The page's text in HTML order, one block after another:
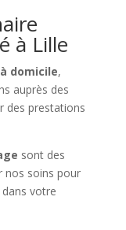
à Lille
domicile,
auprès des
des prestations
sont des
nos soins pour
votre